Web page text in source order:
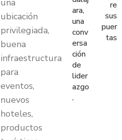
una
ubicación
privilegiada,
buena
infraestructura
para
eventos,
nuevos
hoteles,
productos
ara,
una
conv
ersa
ción
de
lider
azgo
.
re
sus
puer
tas